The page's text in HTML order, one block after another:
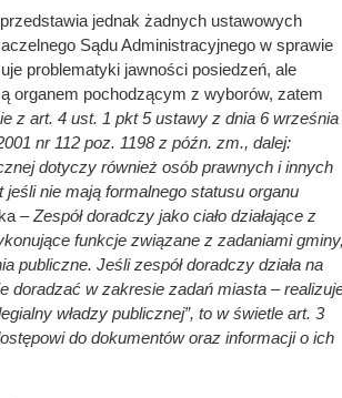
jednak żadnych ustawowych
Sądu Administracyjnego w sprawie
problematyki jawności posiedzeń, ale
organem pochodzącym z wyborów, zatem
z art. 4 ust. 1 pkt 5 ustawy z dnia 6 września
nr 112 poz. 1198 z późn. zm., dalej:
dotyczy również osób prawnych i innych
nie mają formalnego statusu organu
– Zespół doradczy jako ciało działające z
funkcje związane z zadaniami gminy,
publiczne. Jeśli zespół doradczy działa na
doradzać w zakresie zadań miasta –
władzy publicznej”, to w świetle art. 3
do dokumentów oraz informacji o ich